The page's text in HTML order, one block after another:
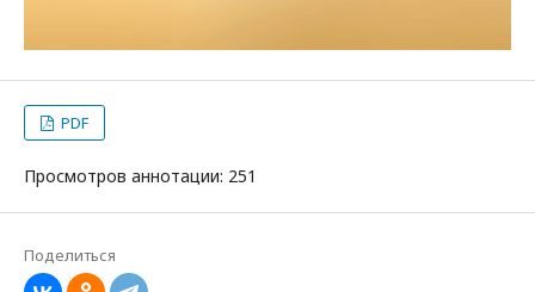
PDF
Просмотров аннотации: 251
Поделиться